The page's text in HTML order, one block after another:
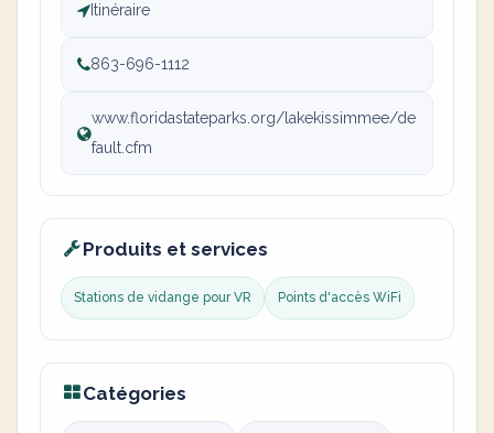
Itinéraire
863-696-1112
www.floridastateparks.org/lakekissimmee/de
fault.cfm
Produits et services
Stations de vidange pour VR Points d'accès WiFi
Catégories